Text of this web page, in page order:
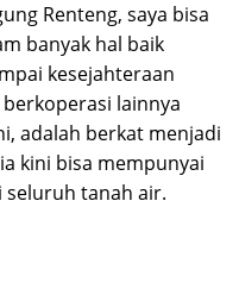
Renteng, saya bisa
banyak hal baik
kesejahteraan
berkoperasi lainnya
adalah berkat menjadi
kini bisa mempunyai
seluruh tanah air.